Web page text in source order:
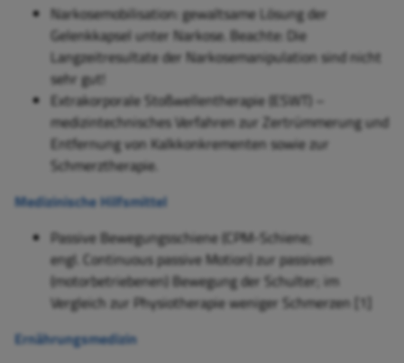
Narkosemobilisation: gewaltsame Lösung der
Gelenkkapsel unter Narkose. Beachte: Die
Langzeitresultate der Narkosemanipulation sind nicht
sehr gut!
Extrakorporale Stoßwellentherapie (ESWT) –
medizintechnisches Verfahren zur Zertrümmerung und
Entfernung von Kalkkonkrementen sowie zur
Schmerztherapie.
Medizinische Hilfsmittel
Passive Bewegungsschiene(CPM-Schiene;
engl. Continuous passive Motion) zur passiven
(motorbetriebenen) Bewegung der Schulter; im
Vergleich zur Physiotherapie weniger Schmerzen [1]
Ernährungsmedizin